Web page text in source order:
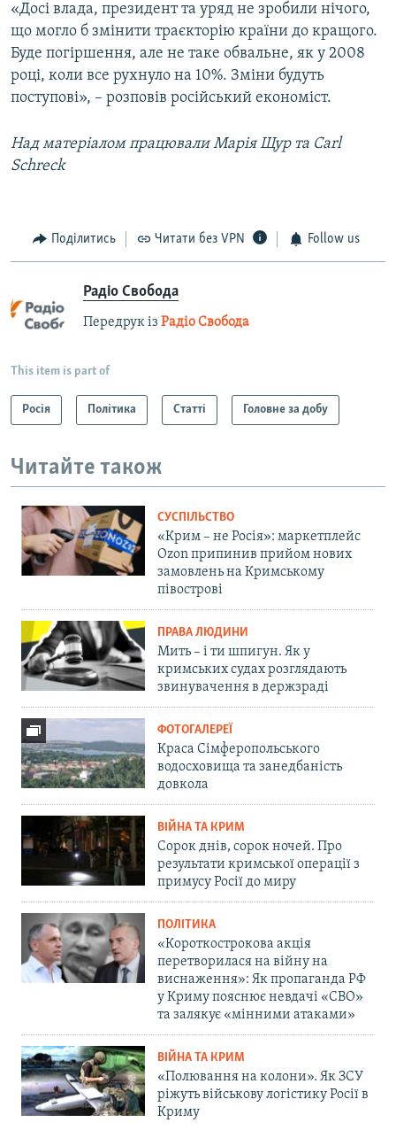
«Досі влада, президент та уряд не зробили нічого,
що могло б змінити траєкторію країни до кращого.
Буде погіршення, але не таке обвальне, як у 2008
році, коли все рухнуло на 10%. Зміни будуть
поступові», – розповів російський економіст.
Над матеріалом працювали Марія Щур та Carl
Schreck
Поділитись Читати без VPN Follow us
Радіо Свобода
Передрук із Радіо Свобода
This item is part of
Росія Політика Статті Головне за добу
Читайте також
СУСПІЛЬСТВО
«Крим – не Росія»: маркетплейс
Ozon припинив прийом нових
замовлень на Кримському
півострові
ПРАВА ЛЮДИНИ
Мить – і ти шпигун. Як у
кримських судах розглядають
звинувачення в держзраді
ФОТОГАЛЕРЕЇ
Краса Сімферопольського
водосховища та занедбаність
довкола
ВІЙНА ТА КРИМ
Сорок днів, сорок ночей. Про
результати кримської операції з
примусу Росії до миру
ПОЛІТИКА
«Короткострокова акція
перетворилася на війну на
виснаження»: Як пропаганда РФ
у Криму пояснює невдачі «СВО»
та залякує «мінними атаками»
ВІЙНА ТА КРИМ
«Полювання на колони». Як ЗСУ
ріжуть військову логістику Росії в
Криму